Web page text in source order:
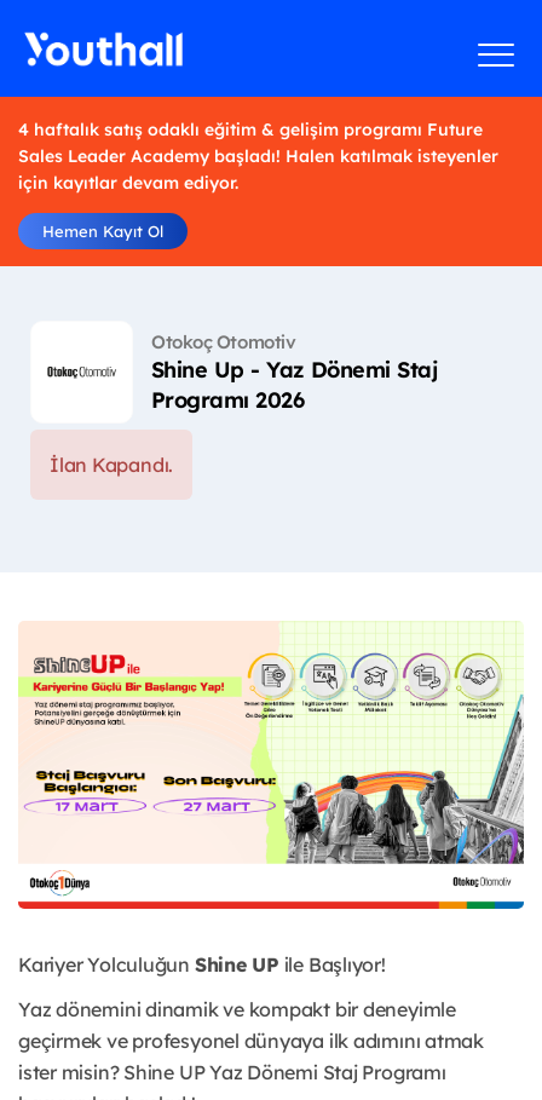
4 haftalık satış odaklı eğitim & gelişim programı Future
Sales Leader Academy başladı! Halen katılmak isteyenler
için kayıtlar devam ediyor.
Hemen Kayıt Ol
Otokoç Otomotiv
Shine Up - Yaz Dönemi Staj
Programı 2026
İlan Kapandı.
Kariyer Yolculuğun Shine UP ile Başlıyor!
Yaz dönemini dinamik ve kompakt bir deneyimle
geçirmek ve profesyonel dünyaya ilk adımını atmak
ister misin? Shine UP Yaz Dönemi Staj Programı